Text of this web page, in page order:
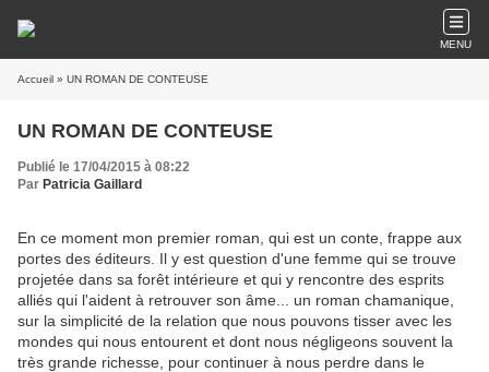
MENU
Accueil » UN ROMAN DE CONTEUSE
UN ROMAN DE CONTEUSE
Publié le 17/04/2015 à 08:22
Par Patricia Gaillard
En ce moment mon premier roman, qui est un conte, frappe aux
portes des éditeurs. Il y est question d'une femme qui se trouve
projetée dans sa forêt intérieure et qui y rencontre des esprits
alliés qui l'aident à retrouver son âme... un roman chamanique,
sur la simplicité de la relation que nous pouvons tisser avec les
mondes qui nous entourent et dont nous négligeons souvent la
très grande richesse, pour continuer à nous perdre dans le